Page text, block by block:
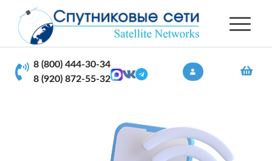
8 (800) 444-30-34
8 (920) 872-55-32